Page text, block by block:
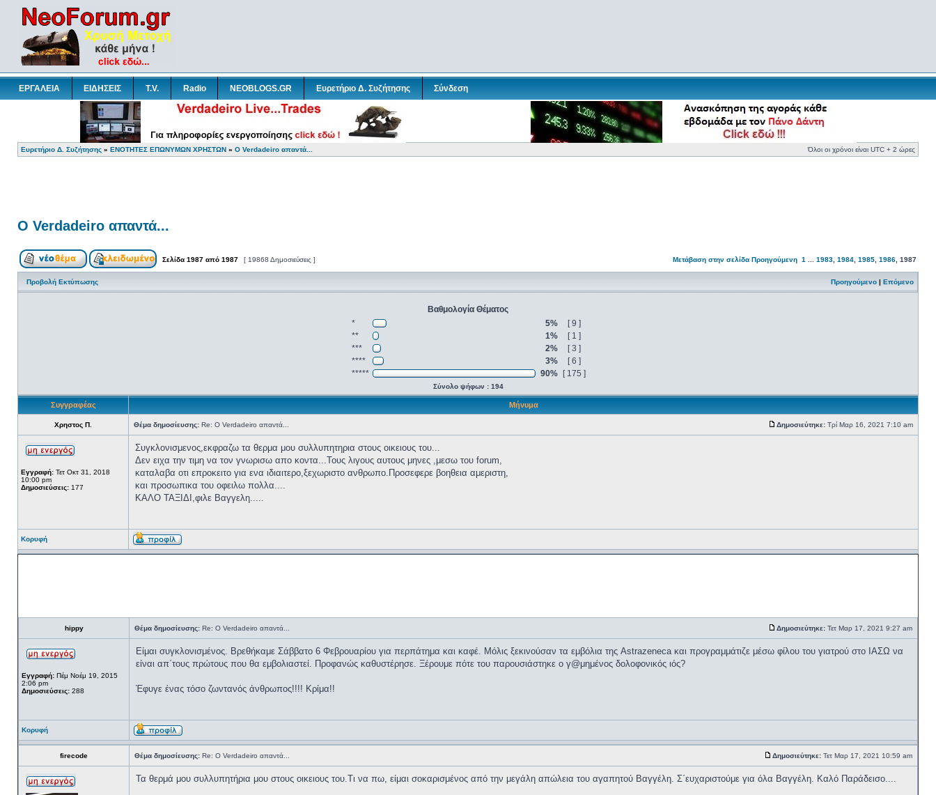
ΕΡΓΑΛΕΙΑ ΕΙΔΗΣΕΙΣ T.V. Radio NEOBLOGS.GR Ευρετήριο Δ. Συζήτησης Σύνδεση
Ευρετήριο Δ. Συζήτησης » ΕΝΟΤΗΤΕΣ ΕΠΩΝΥΜΩΝ ΧΡΗΣΤΩΝ » Ο Verdadeiro απαντά... Όλοι οι χρόνοι είναι UTC + 2 ώρες
Ο Verdadeiro απαντά...
Σελίδα 1987 από 1987 [ 19868 Δημοσιεύσεις ] Μετάβαση στην σελίδα Προηγούμενη 1 1983 1984 1985 1986 1987
Προβολή Εκτύπωσης Προηγούμενο | Επόμενο
Βαθμολογία Θέματος
*
5%
[ 9 ]
**
1%
[ 1 ]
***
2%
[ 3 ]
****
3%
[ 6 ]
*****
90% [ 175 ]
Σύνολο ψήφων : 194
Συγγραφέας Μήνυμα
Χρηστος Π. Θέμα δημοσίευσης: Re: Ο Verdadeiro απαντά... Δημοσιεύτηκε: Τρί Μαρ 16, 2021 7:10 am
Εγγραφή: Τετ Οκτ 31, 2018
10:00 pm
Δημοσιεύσεις: 177
Συγκλονισμενος,εκφραζω τα θερμα μου συλλυπητηρια στους οικειους του...
Δεν ειχα την τιμη να τον γνωρισω απο κοντα...Τους λιγους αυτους μηνες ,μεσω του forum,
καταλαβα οτι επροκειτο για ενα ιδιαιτερο,ξεχωριστο ανθρωπο.Προσεφερε βοηθεια αμεριστη,
και προσωπικα του οφειλω πολλα....
ΚΑΛΟ ΤΑΞΙΔΙ,φιλε Βαγγελη.....
Κορυφή
hippy Θέμα δημοσίευσης: Re: Ο Verdadeiro απαντά... Δημοσιεύτηκε: Τετ Μαρ 17, 2021 9:27 am
Εγγραφή: Πέμ Νοέμ 19, 2015
2:06 pm
Δημοσιεύσεις: 288
Είμαι συγκλονισμένος. Βρεθήκαμε Σάββατο 6 Φεβρουαρίου για περπάτημα και καφέ. Μόλις ξεκινούσαν τα εμβόλια της Astrazeneca και προγραμμάτιζε μέσω φίλου του γιατρού στο ΙΑΣΩ να
είναι απ΄τους πρώτους που θα εμβολιαστεί. Προφανώς καθυστέρησε. Ξέρουμε πότε του παρουσιάστηκε ο γ@μημένος δολοφονικός ιός?
Έφυγε ένας τόσο ζωντανός άνθρωπος!!!! Κρίμα!!
Κορυφή
firecode Θέμα δημοσίευσης: Re: Ο Verdadeiro απαντά... Δημοσιεύτηκε: Τετ Μαρ 17, 2021 10:59 am
Τα θερμά μου συλλυπητήρια μου στους οικειους του.Τι να πω, είμαι σοκαρισμένος από την μεγάλη απώλεια του αγαπητού Βαγγέλη. Σ΄ευχαριστούμε για όλα Βαγγέλη. Καλό Παράδεισο....